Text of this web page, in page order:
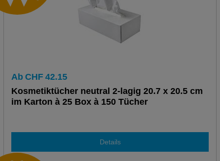
Ab CHF 42.15
Kosmetiktücher neutral 2-lagig 20.7 x 20.5 cm
im Karton à 25 Box à 150 Tücher
Details